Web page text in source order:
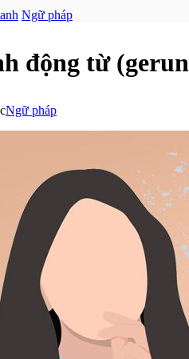
Ngữ pháp
động từ
Ngữ pháp